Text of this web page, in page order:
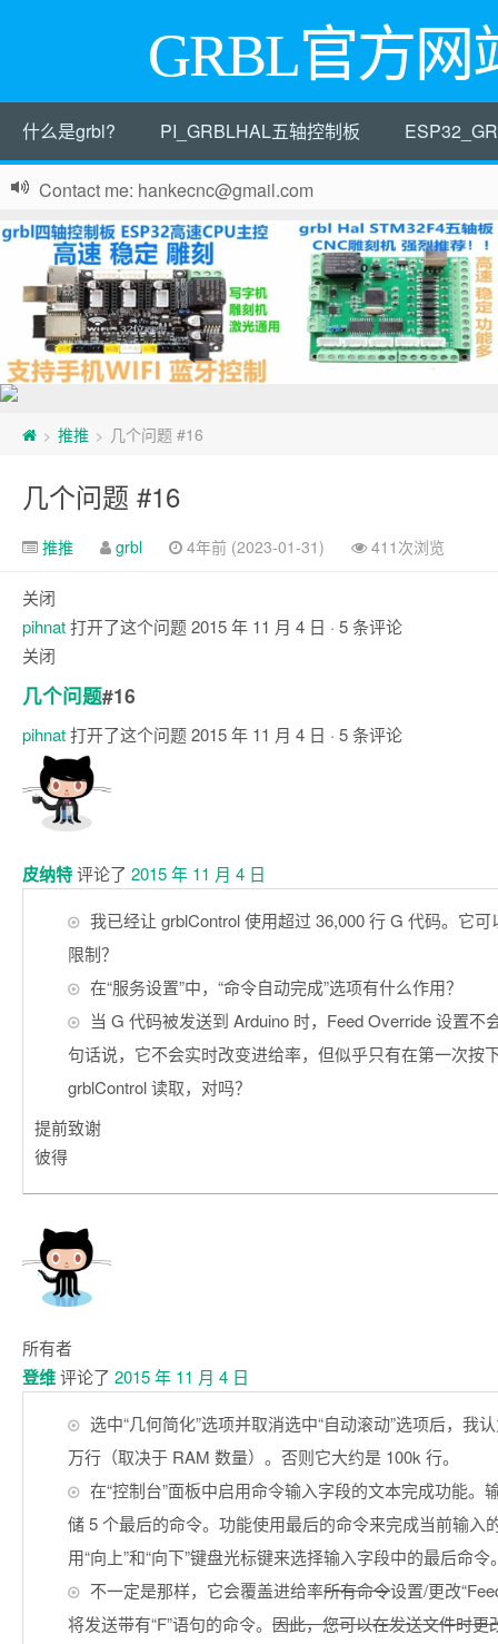
GRBL官方网
什么是grbl? PI_GRBLHAL五轴控制板
Contact me: hankecnc@gmail.com
> 推推 > 几个问题 #16
几个问题 #16
推推 grbl 4年前 (2023-01-31) 411次浏览
关闭
pihnat打开了这个问题2015 年 11 月 4 日 · 5 条评论
关闭
几个问题#16
pihnat打开了这个问题2015 年 11 月 4 日 · 5 条评论
注
释
皮纳特评论了 2015 年 11 月 4 日
我已经让 grblControl 使用超过 36,000 行 G 代码。它
限制？
在“服务设置”中，“命令自动完成”选项有什么作用？
当 G 代码被发送到 Arduino 时，Feed Override 设置不
句话说，它不会实时改变进给率，但似乎只有在第一次按
grblControl 读取，对吗？
提前致谢
彼得
所有者
登维评论了 2015 年 11 月 4 日
选中“几何简化”选项并取消选中“自动滚动”选项后，我
万行（取决于 RAM 数量）。否则它大约是 100k 行。
在“控制台”面板中启用命令输入字段的文本完成功能。
储 5 个最后的命令。功能使用最后的命令来完成当前输入
用“向上”和“向下”键盘光标键来选择输入字段中的最后命令
不一定是那样，它会覆盖进给率所有命令设置/更改
将发送带有“F”语句的命令。 因此，您可以在发送文件时更